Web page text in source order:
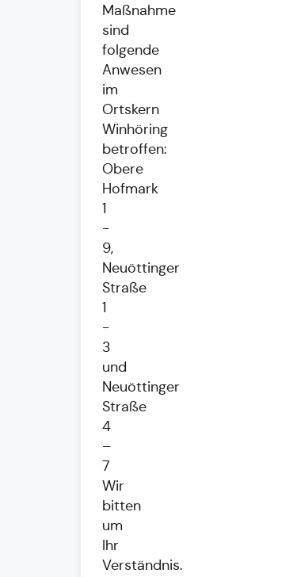
Maßnahme
sind
folgende
Anwesen
im
Ortskern
Winhöring
betroffen:
Obere
Hofmark
1
-
9,
Neuöttinger
Straße
1
-
3
und
Neuöttinger
Straße
4
–
7
Wir
bitten
um
Ihr
Verständnis.